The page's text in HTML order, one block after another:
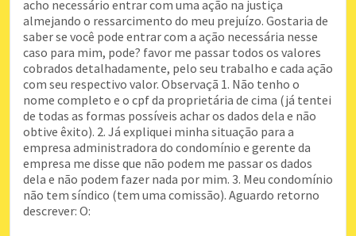
acho necessário entrar com uma ação na justiça
almejando o ressarcimento do meu prejuízo. Gostaria de
saber se você pode entrar com a ação necessária nesse
caso para mim, pode? favor me passar todos os valores
cobrados detalhadamente, pelo seu trabalho e cada ação
com seu respectivo valor. Observaçã 1. Não tenho o
nome completo e o cpf da proprietária de cima (já tentei
de todas as formas possíveis achar os dados dela e não
obtive êxito). 2. Já expliquei minha situação para a
empresa administradora do condomínio e gerente da
empresa me disse que não podem me passar os dados
dela e não podem fazer nada por mim. 3. Meu condomínio
não tem síndico (tem uma comissão). Aguardo retorno
descrever: O: